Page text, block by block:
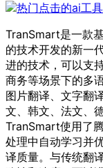
TranSmart是一款
的技术开发的新一
进的技术，可以支
商务等场景下的多
图片翻译、文字翻
文、韩文、法文、
TranSmart使用了
处理中自动学习并
译质量。与传统翻